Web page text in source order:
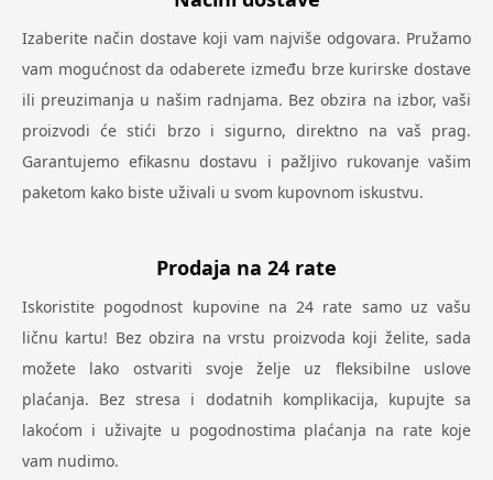
Izaberite način dostave koji vam najviše odgovara. Pružamo
vam mogućnost da odaberete između brze kurirske dostave
ili preuzimanja u našim radnjama. Bez obzira na izbor, vaši
proizvodi će stići brzo i sigurno, direktno na vaš prag.
Garantujemo efikasnu dostavu i pažljivo rukovanje vašim
paketom kako biste uživali u svom kupovnom iskustvu.
Prodaja na 24 rate
Iskoristite pogodnost kupovine na 24 rate samo uz vašu
ličnu kartu! Bez obzira na vrstu proizvoda koji želite, sada
možete lako ostvariti svoje želje uz fleksibilne uslove
plaćanja. Bez stresa i dodatnih komplikacija, kupujte sa
lakoćom i uživajte u pogodnostima plaćanja na rate koje
vam nudimo.